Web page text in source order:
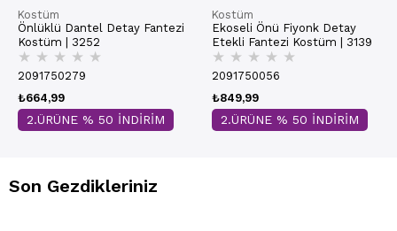
Kostüm
Önlüklü Dantel Detay Fantezi
Kostüm | 3252
★ ★ ★ ★ ★
2091750279
₺664,99
2.ÜRÜNE % 50 İNDİRİM
Kostüm
Ekoseli Önü Fiyonk Detay
Etekli Fantezi Kostüm | 3139
★ ★ ★ ★ ★
2091750056
₺849,99
2.ÜRÜNE % 50 İNDİRİM
Son Gezdikleriniz